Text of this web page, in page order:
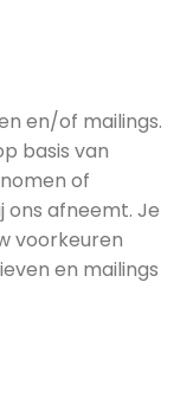
en/of mailings.
basis van
of
ons afneemt. Je
voorkeuren
en mailings